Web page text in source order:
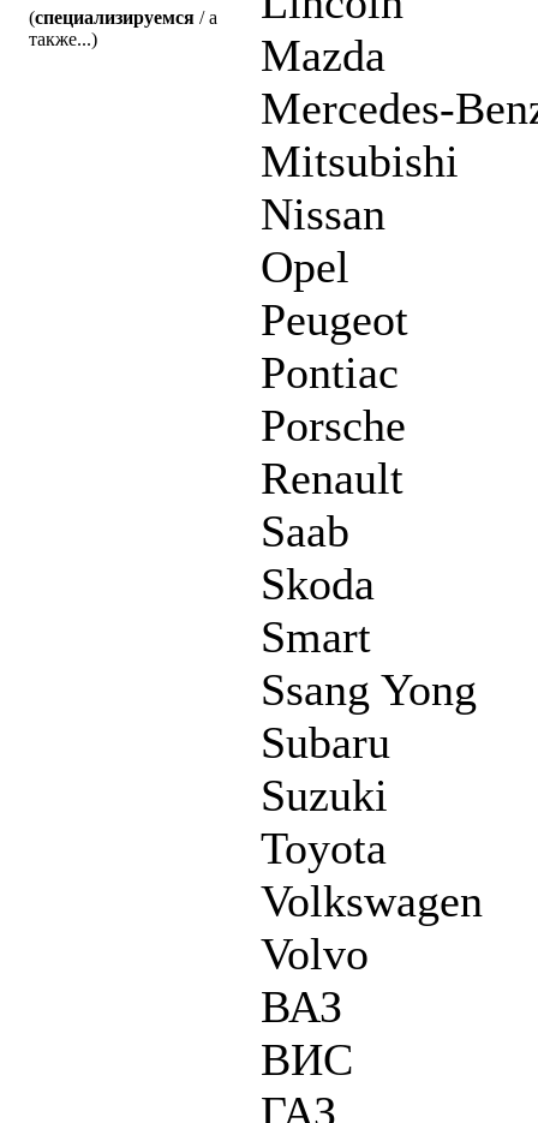
(специализируемся / а
также...)
Mazda
Mercedes-
Mitsubishi
Nissan
Opel
Peugeot
Pontiac
Porsche
Renault
Saab
Skoda
Smart
Ssang Yong
Subaru
Suzuki
Toyota
Volkswagen
Volvo
ВАЗ
ВИС
ГАЗ